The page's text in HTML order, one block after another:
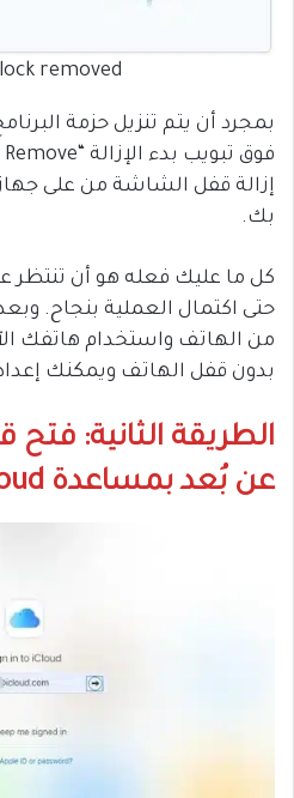
removed
بمجرد أن يتم تنزيل حزمة
إزالة قفل الشاشة من على جهاز
بك.
كل ما عليك فعله هو أن تنتظر
حتى اكتمال العملية بنجاح.
من الهاتف واستخدام هاتفك
بدون قفل الهاتف ويمكنك
الطريقة الثانية:
عن بُعد بمساعدة iCloud:-